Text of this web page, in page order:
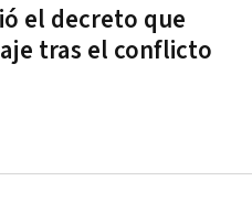
el decreto que
tras el conflicto